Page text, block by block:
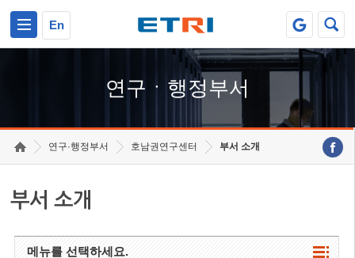
En
연구ㆍ행정부서
연구·행정부서 호남권연구센터 부서 소개
부서 소개
메뉴를 선택하세요.